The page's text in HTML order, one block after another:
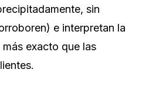
sin
e interpretan la
exacto que las